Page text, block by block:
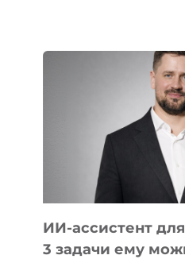
КОТОРЫЕ
РАЗВИВАЮТ
ИИ-ассистент
3 задачи ему